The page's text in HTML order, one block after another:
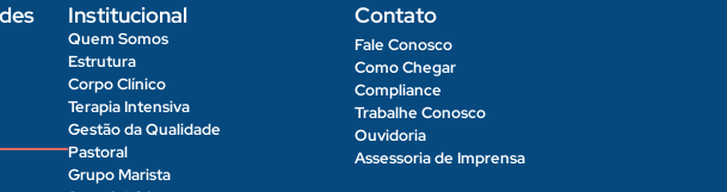
Institucional
Quem Somos
Estrutura
Corpo Clínico
Terapia Intensiva
Gestão da Qualidade
Pastoral
Grupo Marista
Contato
Fale Conosco
Como Chegar
Compliance
Trabalhe Conosco
Ouvidoria
Assessoria de Imprensa